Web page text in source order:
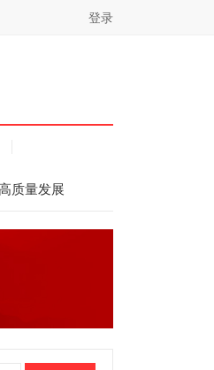
登录
质量发展